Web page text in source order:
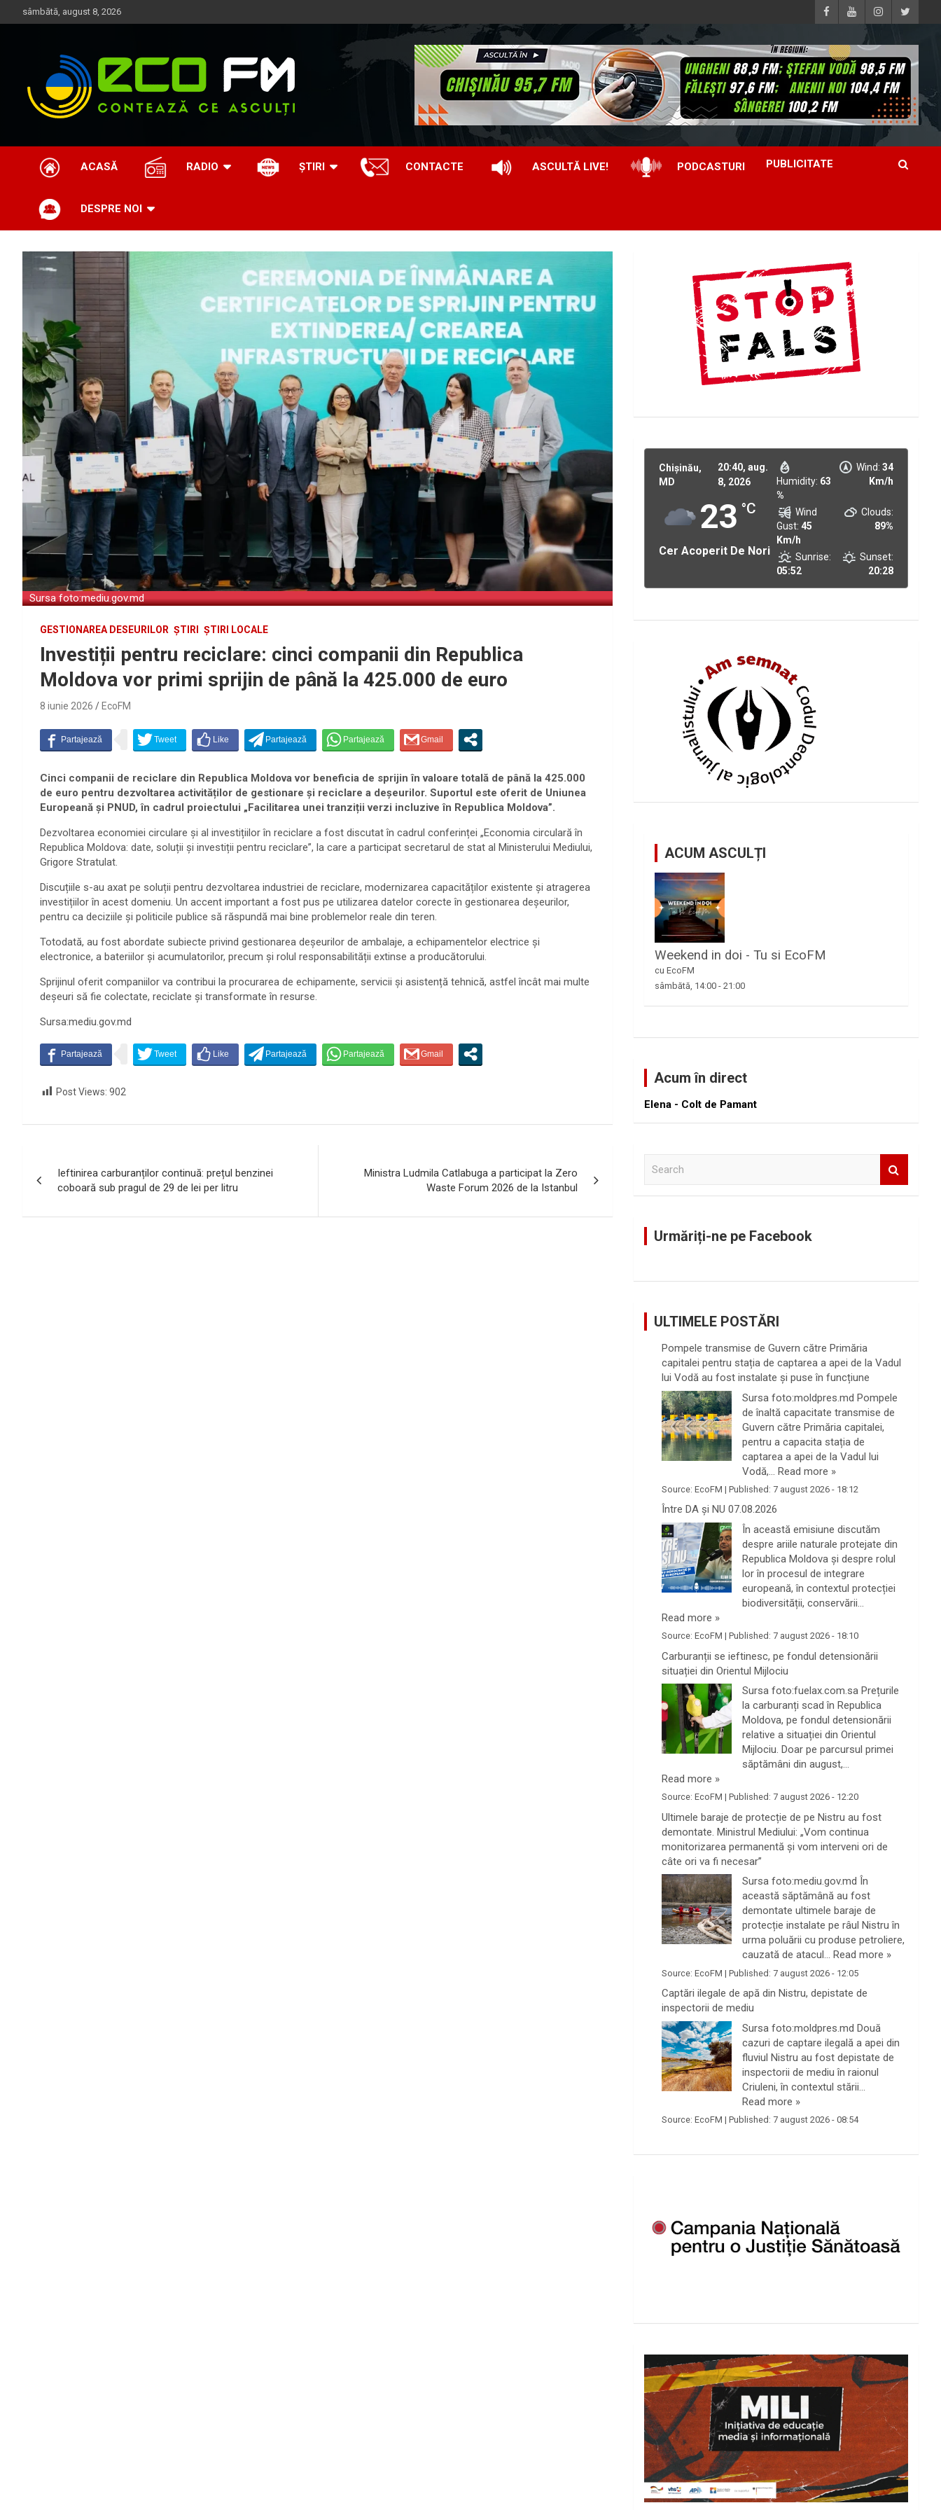
to
sâmbătă, august 8, 2026
EcoFM
ACASĂ RADIO ȘTIRI CONTACTE ASCULTĂ LIVE! PODCASTURI PUBLICITATE
DESPRE NOI
Sursa foto:mediu.gov.md
GESTIONAREA DESEURILOR ȘTIRI ȘTIRI LOCALE
Investiții pentru reciclare: cinci companii din Republica
Moldova vor primi sprijin de până la 425.000 de euro
8 iunie 2026 EcoFM
Cinci companii de reciclare din Republica Moldova vor beneficia de sprijin în valoare totală de până la 425.000
de euro pentru dezvoltarea activităților de gestionare și reciclare a deșeurilor. Suportul este oferit de Uniunea
Europeană și PNUD, în cadrul proiectului „Facilitarea unei tranziții verzi incluzive în Republica Moldova”.
Dezvoltarea economiei circulare și al investițiilor în reciclare a fost discutat în cadrul conferinței „Economia circulară în
Republica Moldova: date, soluții și investiții pentru reciclare”, la care a participat secretarul de stat al Ministerului Mediului,
Grigore Stratulat.
Discuțiile s-au axat pe soluții pentru dezvoltarea industriei de reciclare, modernizarea capacităților existente și atragerea
investițiilor în acest domeniu. Un accent important a fost pus pe utilizarea datelor corecte în gestionarea deșeurilor,
pentru ca deciziile și politicile publice să răspundă mai bine problemelor reale din teren.
Totodată, au fost abordate subiecte privind gestionarea deșeurilor de ambalaje, a echipamentelor electrice și
electronice, a bateriilor și acumulatorilor, precum și rolul responsabilității extinse a producătorului.
Sprijinul oferit companiilor va contribui la procurarea de echipamente, servicii și asistență tehnică, astfel încât mai multe
deșeuri să fie colectate, reciclate și transformate în resurse.
Sursa:mediu.gov.md
Post Views: 902
în
articole
Ieftinirea carburanților continuă: prețul benzinei
coboară sub pragul de 29 de lei per litru
Ministra Ludmila Catlabuga a participat la Zero
Waste Forum 2026 de la Istanbul
Chișinău,
MD
20:40, aug.
8, 2026
23 °C
Cer Acoperit De Nori
Humidity: 63
%
Wind: 34
Km/h
Wind
Gust: 45
Km/h
Clouds:
89%
Sunrise:
05:52
Sunset:
20:28
ACUM ASCULȚI
Weekend in doi - Tu si EcoFM
cu EcoFM
sâmbătă, 14:00 -21:00
Acum în direct
Elena - Colt de Pamant
Urmăriți-ne pe Facebook
ULTIMELE POSTĂRI
Pompele transmise de Guvern către Primăria
capitalei pentru stația de captarea a apei de la Vadul
lui Vodă au fost instalate și puse în funcțiune
Sursa foto:moldpres.md Pompele
de înaltă capacitate transmise de
Guvern către Primăria capitalei,
pentru a capacita stația de
captarea a apei de la Vadul lui
Vodă,…Read more »
Source:EcoFM |Published: 7 august 2026 - 18:12
Între DA și NU 07.08.2026
În această emisiune discutăm
despre ariile naturale protejate din
Republica Moldova și despre rolul
lor în procesul de integrare
europeană, în contextul protecției
biodiversității, conservării…
Read more »
Source:EcoFM |Published: 7 august 2026 - 18:10
Carburanții se ieftinesc, pe fondul detensionării
situației din Orientul Mijlociu
Sursa foto:fuelax.com.sa Prețurile
la carburanți scad în Republica
Moldova, pe fondul detensionării
relative a situației din Orientul
Mijlociu. Doar pe parcursul primei
săptămâni din august,…
Read more »
Source:EcoFM |Published: 7 august 2026 - 12:20
Ultimele baraje de protecție de pe Nistru au fost
demontate. Ministrul Mediului: „Vom continua
monitorizarea permanentă și vom interveni ori de
câte ori va fi necesar”
Sursa foto:mediu.gov.md În
această săptămână au fost
demontate ultimele baraje de
protecție instalate pe râul Nistru în
urma poluării cu produse petroliere,
cauzată de atacul…Read more »
Source:EcoFM |Published: 7 august 2026 - 12:05
Captări ilegale de apă din Nistru, depistate de
inspectorii de mediu
Sursa foto:moldpres.md Două
cazuri de captare ilegală a apei din
fluviul Nistru au fost depistate de
inspectorii de mediu în raionul
Criuleni, în contextul stării…
Read more »
Source:EcoFM |Published: 7 august 2026 - 08:54